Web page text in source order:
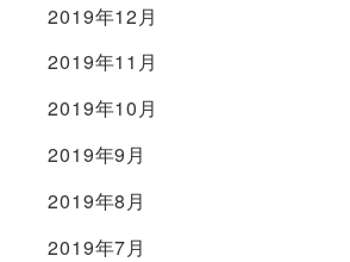
2019年12月
2019年11月
2019年10月
2019年9月
2019年8月
2019年7月